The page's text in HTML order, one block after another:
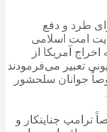
طرد و دفع
امت اسلامی
آمریکا از
تعبیر می‌فرمودند
جوانان سلحشور
ترامپ جنایتکار و